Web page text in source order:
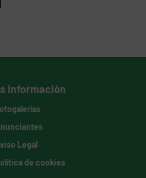
información
Legal
de cookies